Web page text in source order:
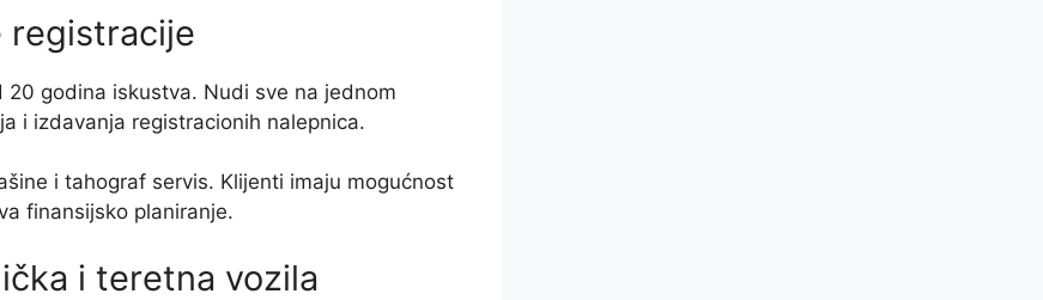
registracije
godina iskustva. Nudi sve na jednom
i izdavanja registracionih nalepnica.
i tahograf servis. Klijenti imaju mogućnost
finansijsko planiranje.
i teretna vozila